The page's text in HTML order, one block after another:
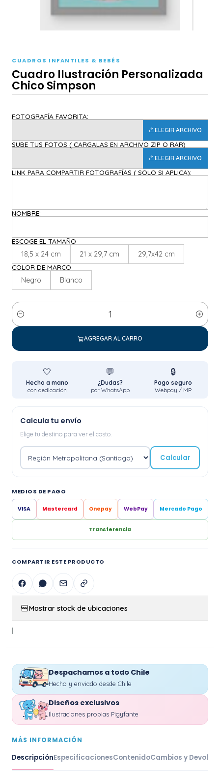
CUADROS INFANTILES & BEBÉS
Cuadro Ilustración Personalizada
Chico Simpson
FOTOGRAFÍA FAVORITA:
ELEGIR ARCHIVO
SUBE TUS FOTOS ( CARGALAS EN ARCHIVO ZIP O RAR)
ELEGIR ARCHIVO
LINK PARA COMPARTIR FOTOGRAFÍAS ( SOLO SI APLICA):
NOMBRE:
ESCOGE EL TAMAÑO
18,5 x 24 cm 21 x 29,7 cm 29,7x42 cm
COLOR DE MARCO
Negro Blanco
Cantidad
AGREGAR AL CARRO
🤍
Hecho a mano
con dedicación
💬
¿Dudas?
por WhatsApp
🔒
Pago seguro
Webpay / MP
Calcula tu envío
Elige tu destino para ver el costo.
Calcular
MEDIOS DE PAGO
VISA Mastercard Onepay WebPay Mercado Pago
Transferencia
COMPARTIR ESTE PRODUCTO
Mostrar stock de ubicaciones
|
Despachamos a todo Chile
Hecho y enviado desde Chile
Diseños exclusivos
Ilustraciones propias Pigyfante
MÁS INFORMACIÓN
DescripciónEspecificacionesContenidoCambios y